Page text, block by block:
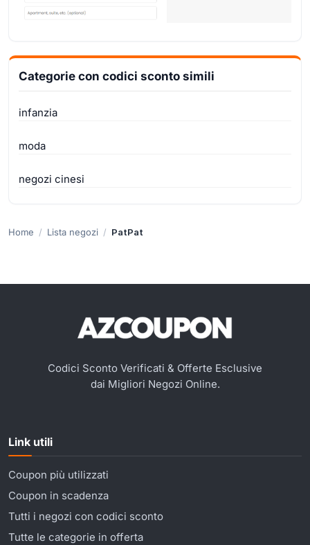
Categorie con codici sconto simili
infanzia
moda
negozi cinesi
Home Lista negozi PatPat
Codici Sconto Verificati & Offerte Esclusive
dai Migliori Negozi Online.
Link utili
Coupon più utilizzati
Coupon in scadenza
Tutti i negozi con codici sconto
Tutte le categorie in offerta